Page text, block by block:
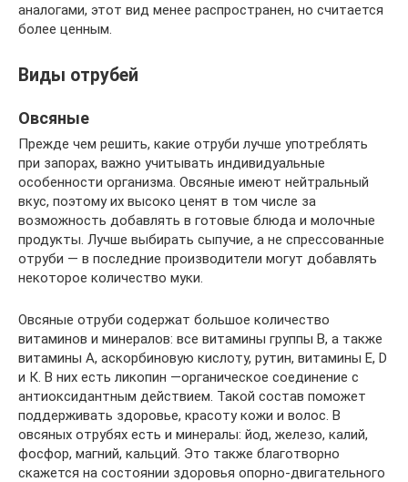
аналогами, этот вид менее распространен, но считается
более ценным.
Виды отрубей
Овсяные
Прежде чем решить, какие отруби лучше употреблять
при запорах, важно учитывать индивидуальные
особенности организма. Овсяные имеют нейтральный
вкус, поэтому их высоко ценят в том числе за
возможность добавлять в готовые блюда и молочные
продукты. Лучше выбирать сыпучие, а не спрессованные
отруби — в последние производители могут добавлять
некоторое количество муки.
Овсяные отруби содержат большое количество
витаминов и минералов: все витамины группы В, а также
витамины А, аскорбиновую кислоту, рутин, витамины Е, D
и К. В них есть ликопин —органическое соединение с
антиоксидантным действием. Такой состав поможет
поддерживать здоровье, красоту кожи и волос. В
овсяных отрубях есть и минералы: йод, железо, калий,
фосфор, магний, кальций. Это также благотворно
скажется на состоянии здоровья опорно-двигательного